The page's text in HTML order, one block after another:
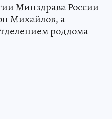
Минздрава России
Михайлов, а
роддома